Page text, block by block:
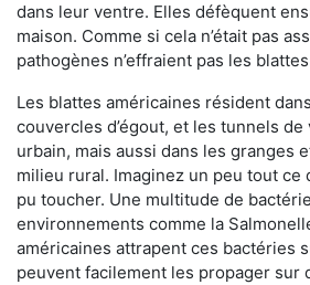
dans leur ventre. Elles défèquent
maison. Comme si cela n’était pas
pathogènes n’effraient pas les
Les blattes américaines résident
couvercles d’égout, et les tunnels
urbain, mais aussi dans les granges
milieu rural. Imaginez un peu tout ce
pu toucher. Une multitude de
environnements comme la
américaines attrapent ces bactéries
peuvent facilement les propager sur